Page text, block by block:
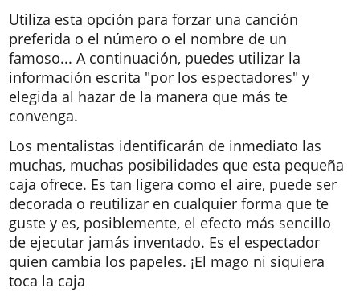
Utiliza esta opción para forzar una canción
preferida o el número o el nombre de un
famoso... A continuación, puedes utilizar la
información escrita "por los espectadores" y
elegida al hazar de la manera que más te
convenga.
Los mentalistas identificarán de inmediato las
muchas, muchas posibilidades que esta pequeña
caja ofrece. Es tan ligera como el aire, puede ser
decorada o reutilizar en cualquier forma que te
guste y es, posiblemente, el efecto más sencillo
de ejecutar jamás inventado. Es el espectador
quien cambia los papeles. ¡El mago ni siquiera
toca la caja